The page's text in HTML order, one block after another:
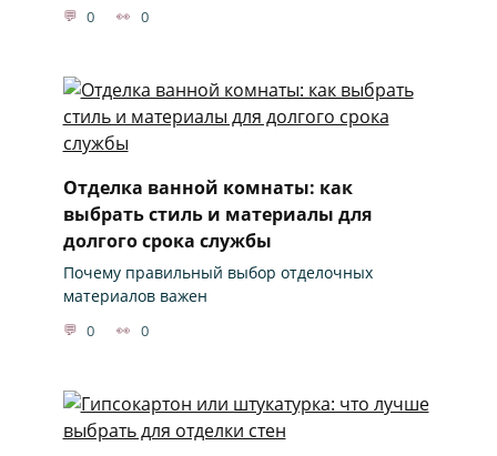
0 0
Отделка ванной комнаты: как
выбрать стиль и материалы для
долгого срока службы
Почему правильный выбор отделочных
материалов важен
0 0